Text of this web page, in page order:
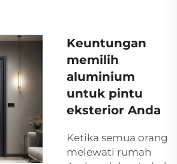
Keuntungan
memilih
aluminium
untuk pintu
eksterior Anda
Ketika semua orang
melewati rumah